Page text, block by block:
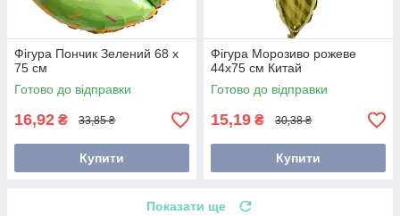
Фігура Пончик Зелений 68 х
75 см
Готово до відправки
16,92 ₴ 33,85 ₴
Купити
Фігура Морозиво рожеве
44х75 см Китай
Готово до відправки
15,19 ₴ 30,38 ₴
Купити
Показати ще